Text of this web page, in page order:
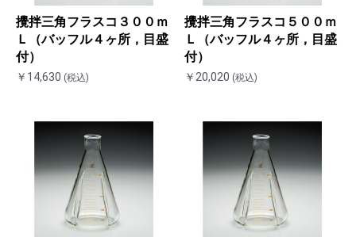
攪拌三角フラスコ３００ｍ
Ｌ（バッフル４ヶ所，目盛
付）
￥14,630 (税込)
攪拌三角フラスコ５００ｍ
Ｌ（バッフル４ヶ所，目盛
付）
￥20,020 (税込)